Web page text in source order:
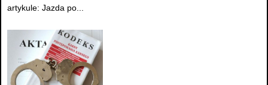
artykule: Jazda po...